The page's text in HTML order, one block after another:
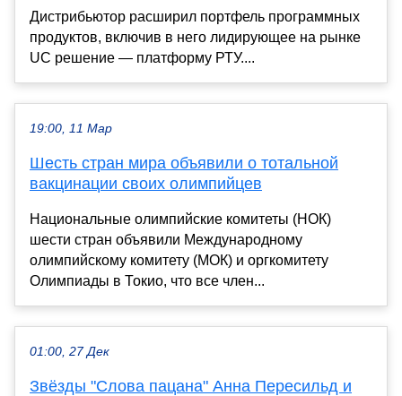
Дистрибьютор расширил портфель программных
продуктов, включив в него лидирующее на рынке
UC решение — платформу РТУ....
19:00, 11 Мар
Шесть стран мира объявили о тотальной
вакцинации своих олимпийцев
Национальные олимпийские комитеты (НОК)
шести стран объявили Международному
олимпийскому комитету (МОК) и оргкомитету
Олимпиады в Токио, что все член...
01:00, 27 Дек
Звёзды "Слова пацана" Анна Пересильд и